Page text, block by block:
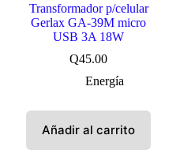
Transformador p/celular
Gerlax GA-39M micro
USB 3A 18W
Q45.00
Energía
Añadir al carrito